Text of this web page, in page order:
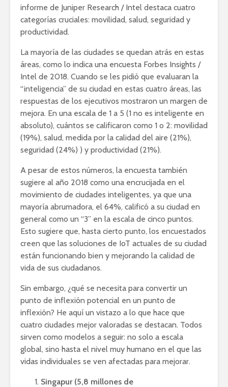
informe de Juniper Research / Intel destaca cuatro
categorías cruciales: movilidad, salud, seguridad y
productividad.
La mayoría de las ciudades se quedan atrás en estas
áreas, como lo indica una encuesta Forbes Insights /
Intel de 2018. Cuando se les pidió que evaluaran la
“inteligencia” de su ciudad en estas cuatro áreas, las
respuestas de los ejecutivos mostraron un margen de
mejora. En una escala de 1 a 5 (1 no es inteligente en
absoluto), cuántos se calificaron como 1 o 2: movilidad
(19%), salud, medida por la calidad del aire (21%),
seguridad (24%) ) y productividad (21%).
A pesar de estos números, la encuesta también
sugiere al año 2018 como una encrucijada en el
movimiento de ciudades inteligentes, ya que una
mayoría abrumadora, el 64%, calificó a su ciudad en
general como un “3” en la escala de cinco puntos.
Esto sugiere que, hasta cierto punto, los encuestados
creen que las soluciones de IoT actuales de su ciudad
están funcionando bien y mejorando la calidad de
vida de sus ciudadanos.
Sin embargo, ¿qué se necesita para convertir un
punto de inflexión potencial en un punto de
inflexión? He aquí un vistazo a lo que hace que
cuatro ciudades mejor valoradas se destacan. Todos
sirven como modelos a seguir: no solo a escala
global, sino hasta el nivel muy humano en el que las
vidas individuales se ven afectadas para mejorar.
Singapur (5,8 millones de